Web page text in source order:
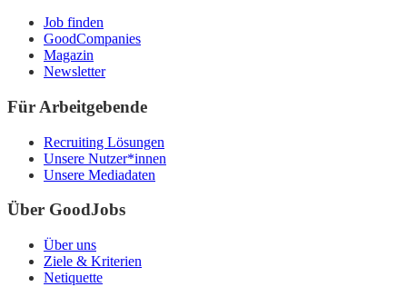
Job finden
GoodCompanies
Magazin
Newsletter
Für Arbeitgebende
Recruiting Lösungen
Unsere Nutzer*innen
Unsere Mediadaten
Über GoodJobs
Über uns
Ziele & Kriterien
Netiquette